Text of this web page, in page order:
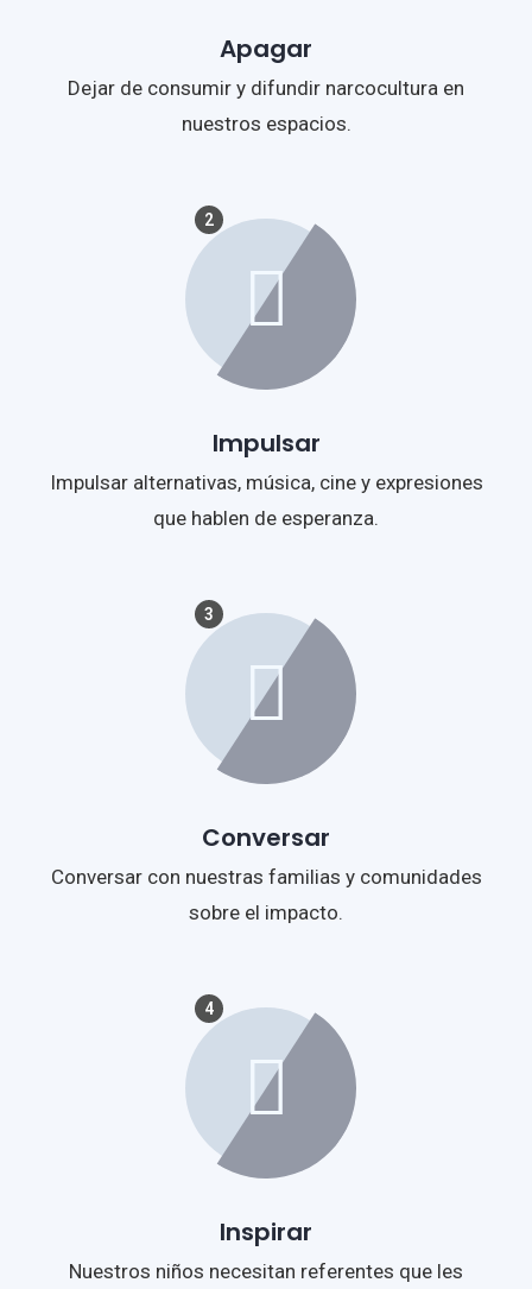
Apagar
Dejar de consumir y difundir narcocultura en
nuestros espacios.
2
Impulsar
Impulsar alternativas, música, cine y expresiones
que hablen de esperanza.
3
Conversar
Conversar con nuestras familias y comunidades
sobre el impacto.
4
Inspirar
Nuestros niños necesitan referentes que les